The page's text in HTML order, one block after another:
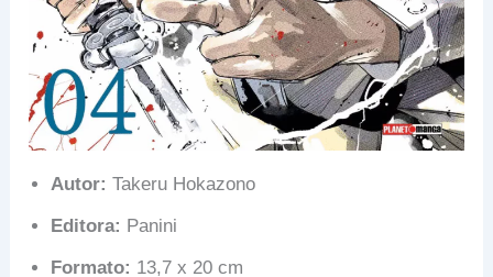
Autor: Takeru Hokazono
Editora: Panini
Formato: 13,7 x 20 cm